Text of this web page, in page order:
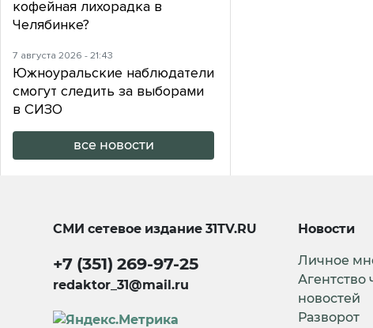
кофейная лихорадка в
Челябинке?
7 августа 2026 - 21:43
Южноуральские наблюдатели
смогут следить за выборами
в СИЗО
все новости
СМИ сетевое издание31TV.RU
+7 (351) 269-97-25
redaktor_31@mail.ru
Новости
Личное
новостей
Разворот